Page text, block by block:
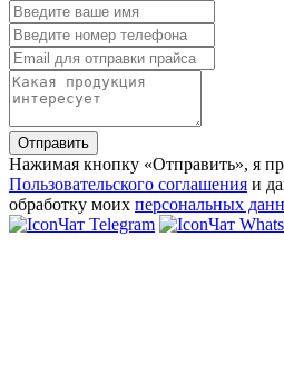
Отправить
Нажимая кнопку «Отправить», я
Пользовательского соглашения и
обработку моих персональных
Чат Telegram
Чат